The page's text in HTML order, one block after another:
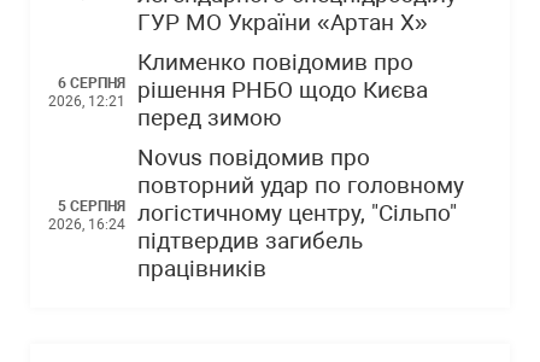
ГУР МО України «Артан Х»
6 СЕРПНЯ
2026, 12:21
Клименко повідомив про
рішення РНБО щодо Києва
перед зимою
5 СЕРПНЯ
2026, 16:24
Novus повідомив про
повторний удар по головному
логістичному центру, "Сільпо"
підтвердив загибель
працівників